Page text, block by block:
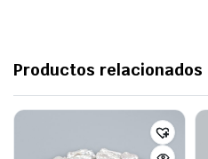
Productos relacionados